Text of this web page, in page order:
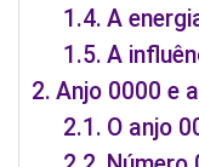
A
A
Anjo 0000 e
O anjo